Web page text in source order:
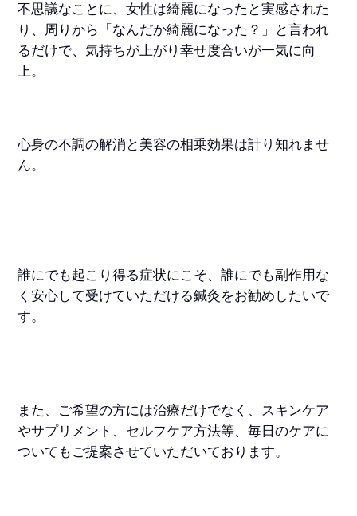
不思議なことに、女性は綺麗になったと実感された
り、周りから「なんだか綺麗になった？」と言われ
るだけで、気持ちが上がり幸せ度合いが一気に向
上。
心身の不調の解消と美容の相乗効果は計り知れませ
ん。
誰にでも起こり得る症状にこそ、誰にでも副作用な
く安心して受けていただける鍼灸をお勧めしたいで
す。
また、ご希望の方には治療だけでなく、スキンケア
やサプリメント、セルフケア方法等、毎日のケアに
ついてもご提案させていただいております。